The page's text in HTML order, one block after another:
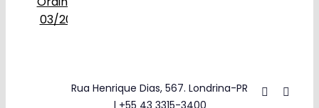
Rua Henrique Dias, 567. Londrina-PR
| +55 43 3315-3400